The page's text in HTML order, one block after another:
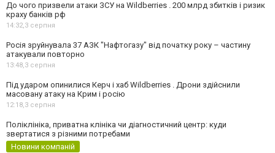
До чого призвели атаки ЗСУ на Wildberries . 200 млрд збитків і ризик
краху банків рф
14:32,3 серпня
Росія зруйнувала 37 АЗК "Нафтогазу" від початку року – частину
атакували повторно
13:48,3 серпня
Під ударом опинилися Керч і хаб Wildberries . Дрони здійснили
масовану атаку на Крим і росію
12:18,3 серпня
Поліклініка, приватна клініка чи діагностичний центр: куди
звертатися з різними потребами
Новини компаній